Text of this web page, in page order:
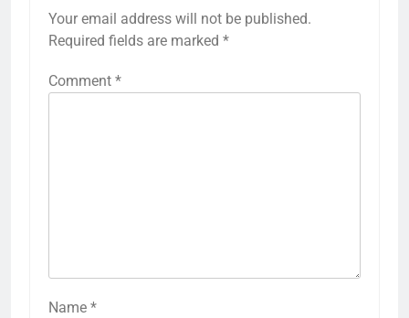
Your email address will not be published.
Required fields are marked *
Comment *
Name *